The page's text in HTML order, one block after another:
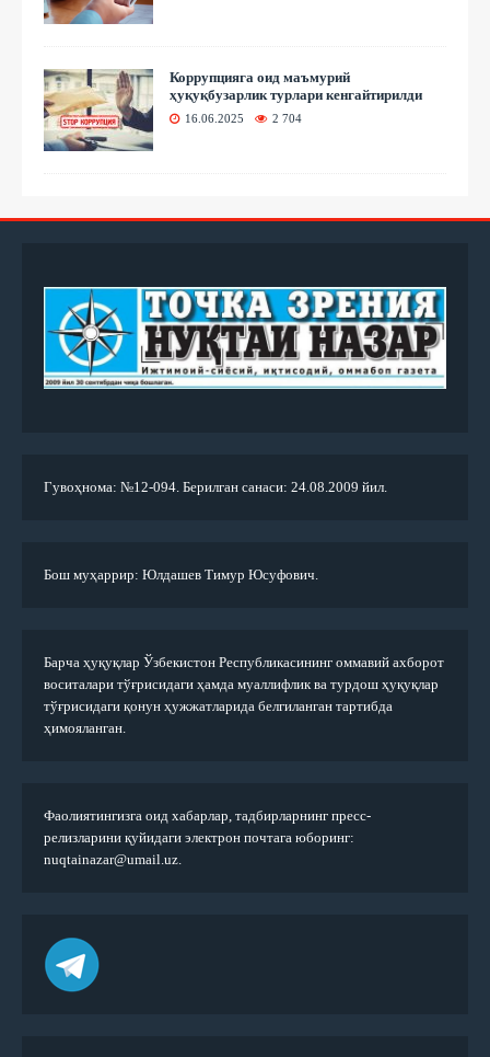
Коррупцияга оид маъмурий
ҳуқуқбузарлик турлари кенгайтирилди
16.06.2025 2 704
Гувоҳнома: №12-094. Берилган санаси: 24.08.2009 йил.
Бош муҳаррир: Юлдашев Тимур Юсуфович.
Барча ҳуқуқлар Ўзбекистон Республикасининг оммавий ахборот
воситалари тўғрисидаги ҳамда муаллифлик ва турдош ҳуқуқлар
тўғрисидаги қонун ҳужжатларида белгиланган тартибда
ҳимояланган.
Фаолиятингизга оид хабарлар, тадбирларнинг пресс-
релизларини қуйидаги электрон почтага юборинг:
nuqtainazar@umail.uz.